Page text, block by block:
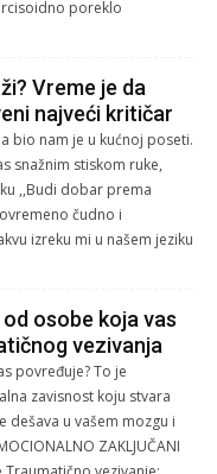
poreklo
Vreme je da
najveći kritičar
bio nam je u kućnoj poseti.
snažnim stiskom ruke,
,,Budi dobar prema
čudno i
izreku mi u našem jeziku
osobe koja vas
vezivanja
povređuje? To je
zavisnost koju stvara
dešava u vašem mozgu i
ZAKLJUČANI